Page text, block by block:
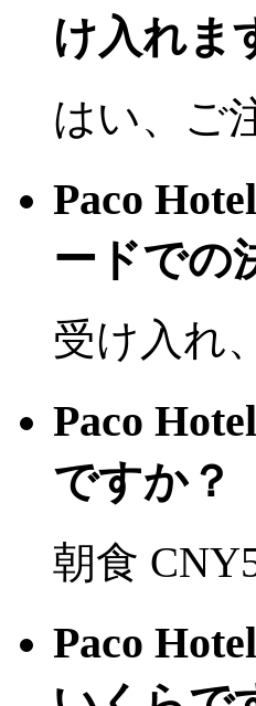
け入れま
はい、ご
Paco
ードでの
受け入れ
Paco
ですか？
朝食
Paco